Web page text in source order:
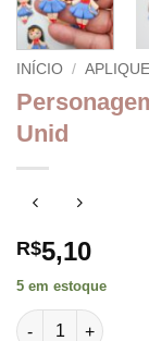
INÍCIO /
Unid
R$5,10
5 em estoque
Personagem